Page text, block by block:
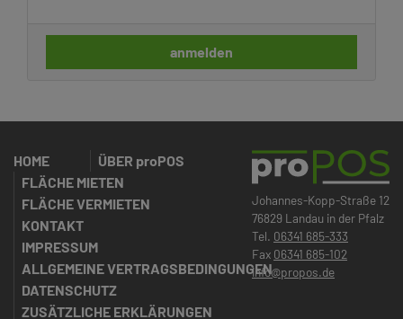
anmelden
HOME ÜBER proPOS
FLÄCHE MIETEN
FLÄCHE VERMIETEN
KONTAKT
IMPRESSUM
ALLGEMEINE VERTRAGSBEDINGUNGEN
DATENSCHUTZ
ZUSÄTZLICHE ERKLÄRUNGEN
Johannes-Kopp-Straße 12
76829 Landau in der Pfalz
Tel. 06341 685-333
Fax 06341 685-102
info@propos.de